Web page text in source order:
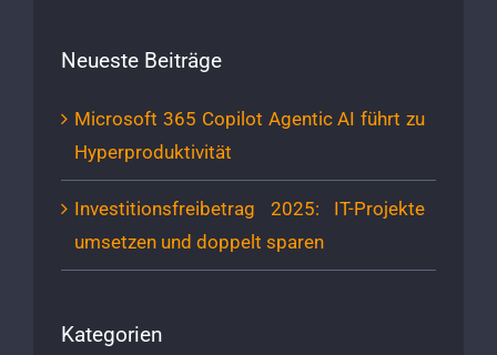
Neueste Beiträge
Microsoft 365 Copilot Agentic AI führt zu
Hyperproduktivität
Investitionsfreibetrag 2025: IT-Projekte
umsetzen und doppelt sparen
Kategorien